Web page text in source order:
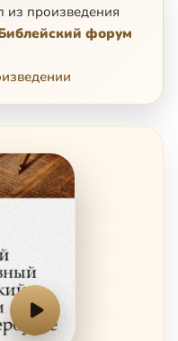
из произведения
форум